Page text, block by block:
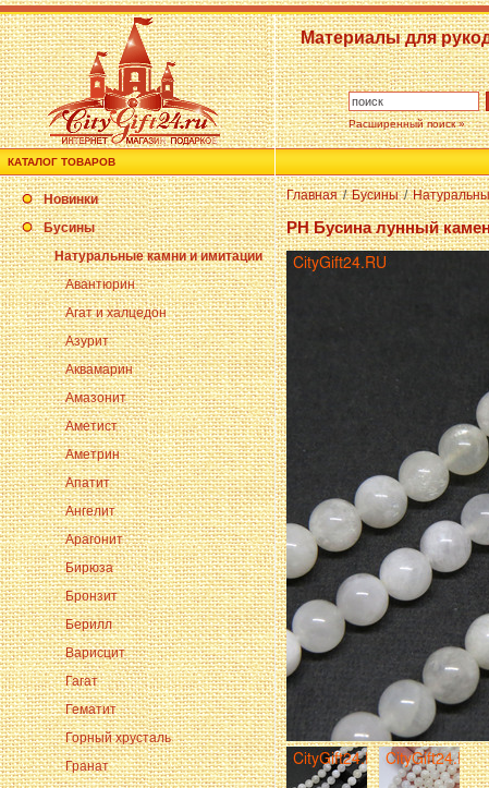
Материалы для
Расширенный поиск »
КАТАЛОГ ТОВАРОВ
Новинки
Бусины
Натуральные камни и имитации
Авантюрин
Агат и халцедон
Азурит
Аквамарин
Амазонит
Аметист
Аметрин
Апатит
Ангелит
Арагонит
Бирюза
Бронзит
Берилл
Варисцит
Гагат
Гематит
Горный хрусталь
Гранат
Главная / Бусины /
PH Бусина лунный